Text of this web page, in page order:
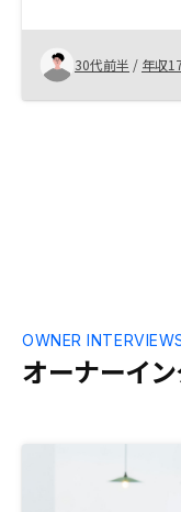
30代前半 / 年収
オーナーイ
OWNER